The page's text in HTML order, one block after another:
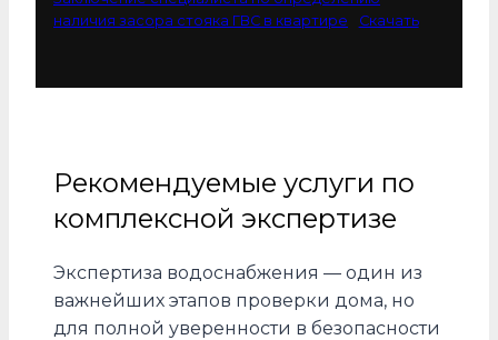
наличия засора стояка ГВС в квартире
Скачать
Рекомендуемые услуги по
комплексной экспертизе
Экспертиза водоснабжения — один из
важнейших этапов проверки дома, но
для полной уверенности в безопасности